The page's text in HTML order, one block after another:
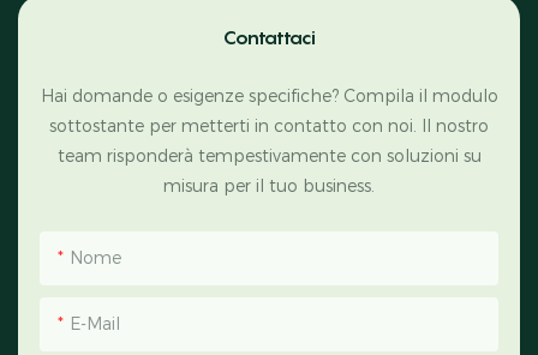
Contattaci
Hai domande o esigenze specifiche? Compila il modulo
sottostante per metterti in contatto con noi. Il nostro
team risponderà tempestivamente con soluzioni su
misura per il tuo business.
Nome
E-Mail